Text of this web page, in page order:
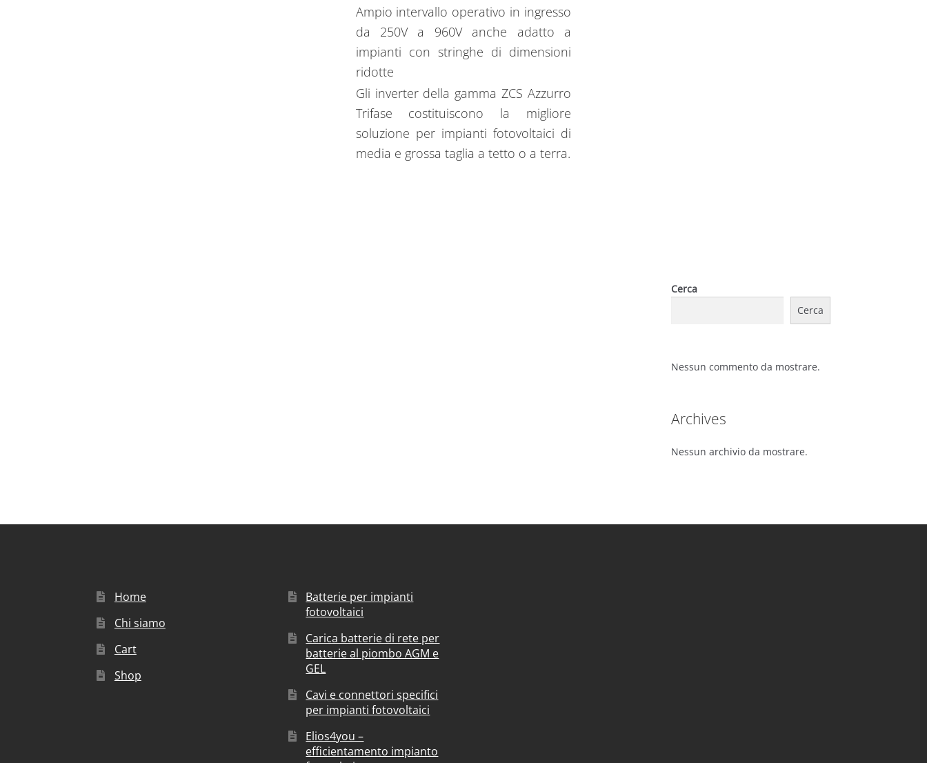
Ampio intervallo operativo in ingresso
da 250V a 960V anche adatto a
impianti con stringhe di dimensioni
ridotte
Gli inverter della gamma ZCS Azzurro
Trifase costituiscono la migliore
soluzione per impianti fotovoltaici di
media e grossa taglia a tetto o a terra.
Cerca
Cerca
Nessun commento da mostrare.
Archives
Nessun archivio da mostrare.
Home
Chi siamo
Cart
Shop
Batterie per impianti
fotovoltaici
Carica batterie di rete per
batterie al piombo AGM e
GEL
Cavi e connettori specifici
per impianti fotovoltaici
Elios4you –
efficientamento impianto